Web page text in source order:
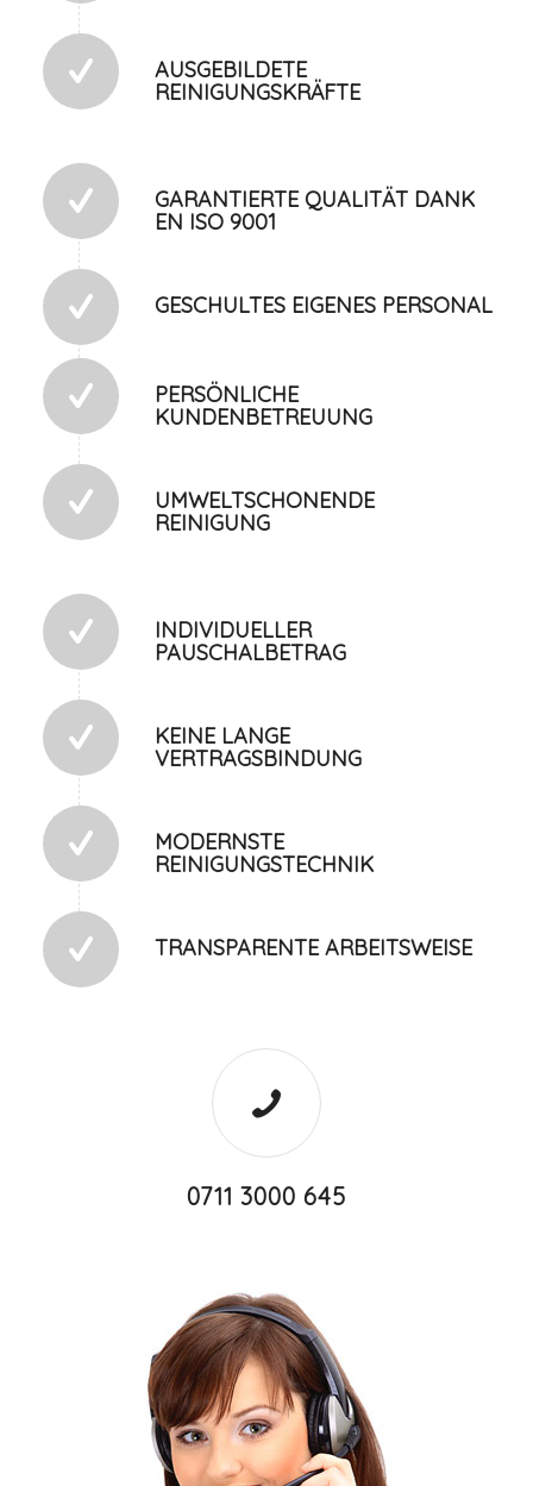
AUSGEBILDETE
REINIGUNGSKRÄFTE
GARANTIERTE QUALITÄT DANK
EN ISO 9001
GESCHULTES EIGENES PERSONAL
PERSÖNLICHE
KUNDENBETREUUNG
UMWELTSCHONENDE
REINIGUNG
INDIVIDUELLER
PAUSCHALBETRAG
KEINE LANGE
VERTRAGSBINDUNG
MODERNSTE
REINIGUNGSTECHNIK
TRANSPARENTE ARBEITSWEISE
0711 3000 645